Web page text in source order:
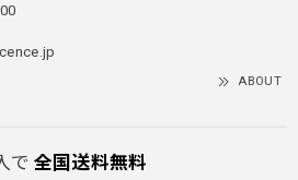
L
元はフードもあるので全部閉めると
ますが可愛いのでOKです！！笑
ABOUT
で 全国送料無料